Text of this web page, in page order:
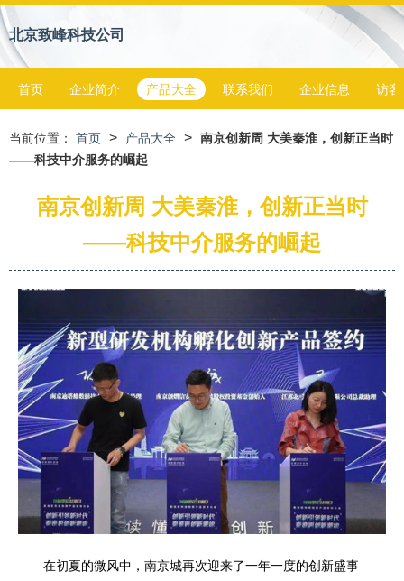
北京致峰科技公司
首页 企业简介 产品大全 联系我们 企业信息 访客
当前位置： 首页 > 产品大全 > 南京创新周 大美秦淮，创新正当时
——科技中介服务的崛起
南京创新周 大美秦淮，创新正当时
——科技中介服务的崛起
在初夏的微风中，南京城再次迎来了一年一度的创新盛事——